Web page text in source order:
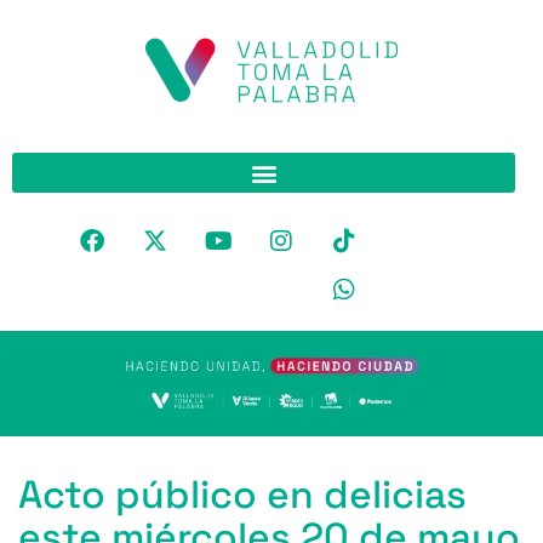
Acto público en delicias